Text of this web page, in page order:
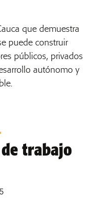
que demuestra
puede construir
públicos, privados
autónomo y
trabajo